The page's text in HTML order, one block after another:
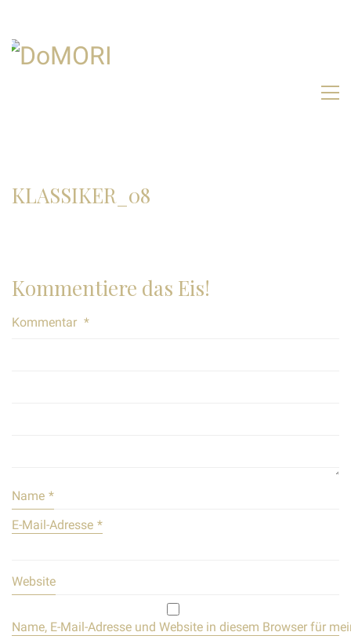
KLASSIKER_08
Kommentiere das Eis!
Kommentar *
Name *
E-Mail-Adresse *
Website
Name, E-Mail-Adresse und Website in diesem Browser für